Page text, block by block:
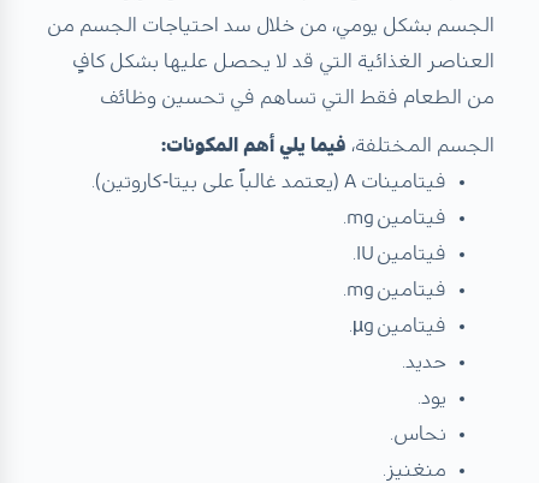
الجسم بشكل يومي، من خلال سد احتياجات الجسم من
العناصر الغذائية التي قد لا يحصل عليها بشكل كافٍ
من الطعام فقط التي تساهم في تحسين وظائف
الجسم المختلفة، فيما يلي أهم المكونات:
فيتامينات A (يعتمد غالباً على بيتا‑كاروتين).
فيتامين mg.
فيتامين IU.
فيتامين mg.
فيتامين µg.
حديد.
يود.
نحاس.
منغنيز.